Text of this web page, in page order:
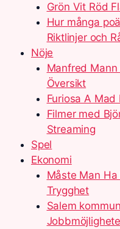
Grön Vit Röd
Hur många
Riktlinjer och
Nöje
Manfred
Översikt
Furiosa A Mad
Filmer med
Streaming
Spel
Ekonomi
Måste Man
Trygghet
Salem